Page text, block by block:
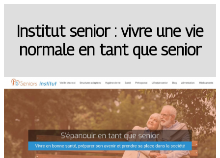
Institut senior : vivre une vie
normale en tant que senior